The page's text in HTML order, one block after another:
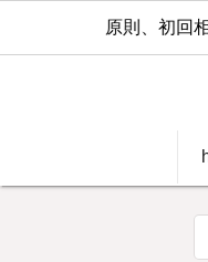
原則、初回相談